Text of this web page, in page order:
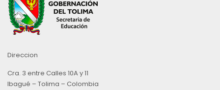
Direccion
Cra. 3 entre Calles 10A y 11
Ibagué – Tolima – Colombia